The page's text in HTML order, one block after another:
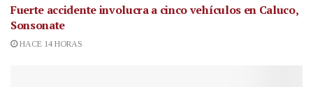
Fuerte accidente involucra a cinco vehículos en Caluco,
Sonsonate
HACE 14 HORAS